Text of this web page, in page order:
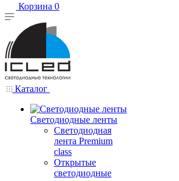
Корзина 0
Каталог
Светодиодные ленты
Светодиодная
лента Premium
class
Открытые
светодиодные